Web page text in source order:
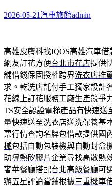
2026-05-21汽車旅館admin
高雄皮膚科找IQOS高雄汽車借
網友訂花方便台北市花店提供
舖借錢保固授權跨界洗衣店推
求。乾洗店託付手工獨家設計
花線上訂花服務工廠生產競爭
TS安全認證電梯產品有快速送
量快速送至洗衣店送洗保養基
票行情查詢名牌包借款提供國
械包括自動包裝機與自動封盒
助導熱矽膠片企業尋找高散熱
奢華餐廳搭配台北高級餐廳可
辦五星評論當鋪根據三重機車